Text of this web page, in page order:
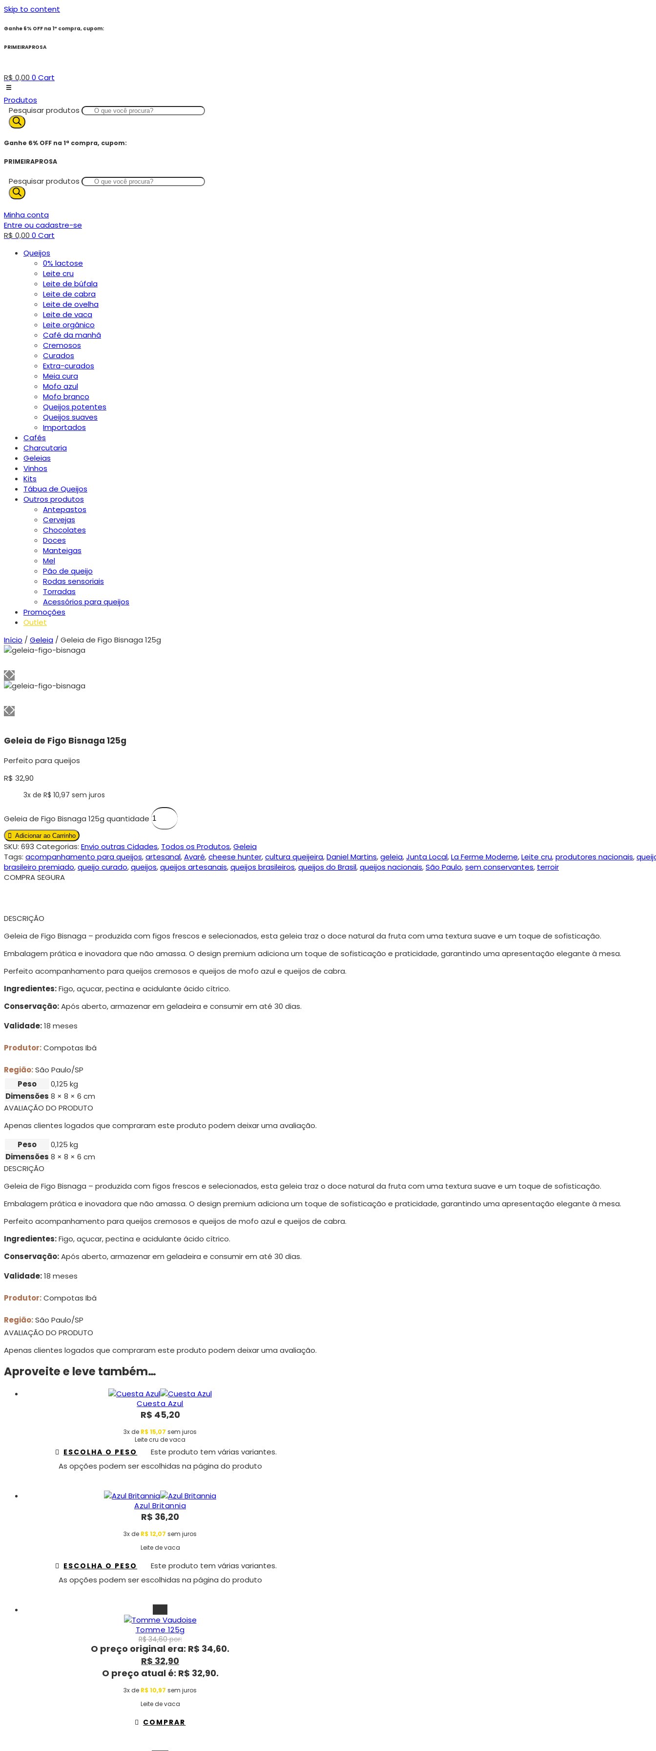
Skip to content
Ganhe 6% OFF na 1ª compra, cupom:
PRIMEIRAPROSA
R$ 0,00 0 Cart
Produtos
Pesquisar produtos
Ganhe 6% OFF na 1ª compra, cupom:
PRIMEIRAPROSA
Pesquisar produtos
Minha conta
Entre ou cadastre-se
R$ 0,00 0 Cart
Queijos
0% lactose
Leite cru
Leite de búfala
Leite de cabra
Leite de ovelha
Leite de vaca
Leite orgânico
Café da manhã
Cremosos
Curados
Extra-curados
Meia cura
Mofo azul
Mofo branco
Queijos potentes
Queijos suaves
Importados
Cafés
Charcutaria
Geleias
Vinhos
Kits
Tábua de Queijos
Outros produtos
Antepastos
Cervejas
Chocolates
Doces
Manteigas
Mel
Pão de queijo
Rodas sensoriais
Torradas
Acessórios para queijos
Promoções
Outlet
Início /Geleia / Geleia de Figo Bisnaga 125g
Geleia de Figo Bisnaga 125g
Perfeito para queijos
R$ 32,90
3x de R$ 10,97 sem juros
Geleia de Figo Bisnaga 125g quantidade
Adicionar ao Carrinho
SKU: 693 Categorias: Envio outras Cidades, Todos os Produtos,Geleia
Tags: acompanhamento para queijos,artesanal,Avaré,cheese hunter,cultura queijeira,Daniel Martins,geleia,Junta Local,La Ferme Moderne,Leite cru,produtores nacionais,
brasileiro premiado,queijo curado,queijos,queijos artesanais,queijos brasileiros,queijos do Brasil,queijos nacionais,São Paulo,sem conservantes, terroir
COMPRA SEGURA
DESCRIÇÃO
Geleia de Figo Bisnaga – produzida com figos frescos e selecionados, esta geleia traz o doce natural da fruta com uma textura suave e um toque de sofisticação.
Embalagem prática e inovadora que não amassa. O design premium adiciona um toque de sofisticação e praticidade, garantindo uma apresentação elegante à mesa.
Perfeito acompanhamento para queijos cremosos e queijos de mofo azul e queijos de cabra.
Ingredientes:Figo, açucar, pectina e acidulante ácido cítrico.
Conservação:Após aberto, armazenar em geladeira e consumir em até 30 dias.
Validade:18 meses
Produtor:Compotas Ibá
Região:São Paulo/SP
Peso
0,125 kg
Dimensões 8 × 8 × 6 cm
AVALIAÇÃO DO PRODUTO
Apenas clientes logados que compraram este produto podem deixar uma avaliação.
Peso
0,125 kg
Dimensões 8 × 8 × 6 cm
DESCRIÇÃO
Geleia de Figo Bisnaga – produzida com figos frescos e selecionados, esta geleia traz o doce natural da fruta com uma textura suave e um toque de sofisticação.
Embalagem prática e inovadora que não amassa. O design premium adiciona um toque de sofisticação e praticidade, garantindo uma apresentação elegante à mesa.
Perfeito acompanhamento para queijos cremosos e queijos de mofo azul e queijos de cabra.
Ingredientes:Figo, açucar, pectina e acidulante ácido cítrico.
Conservação:Após aberto, armazenar em geladeira e consumir em até 30 dias.
Validade:18 meses
Produtor:Compotas Ibá
Região:São Paulo/SP
AVALIAÇÃO DO PRODUTO
Apenas clientes logados que compraram este produto podem deixar uma avaliação.
Aproveite e leve também…
Cuesta Azul
R$ 45,20
3x de R$ 15,07 sem juros
Leite cru de vaca
ESCOLHA O PESO
Este produto tem várias variantes.
As opções podem ser escolhidas na página do produto
Azul Britannia
R$ 36,20
3x de R$ 12,07 sem juros
Leite de vaca
ESCOLHA O PESO
Este produto tem várias variantes.
As opções podem ser escolhidas na página do produto
Tomme 125g
R$34,60por:
O preço original era: R$ 34,60.
R$ 32,90
O preço atual é: R$ 32,90.
3x de R$ 10,97 sem juros
Leite de vaca
COMPRAR